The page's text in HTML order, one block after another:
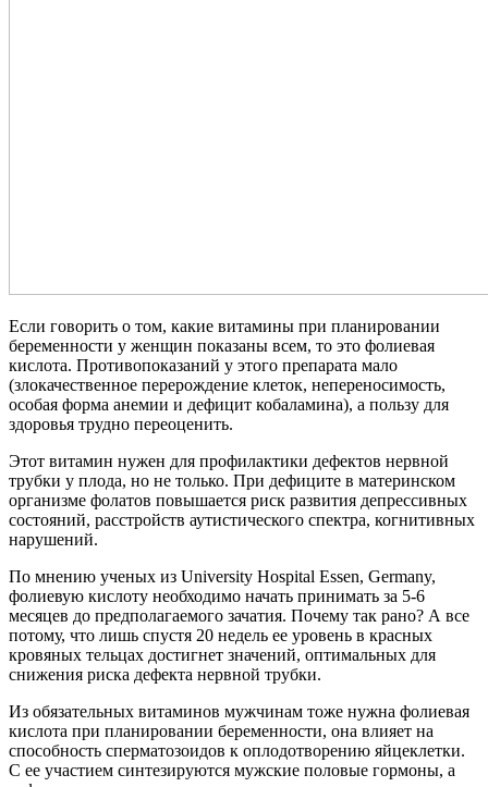
Если говорить о том, какие витамины при планировании
беременности у женщин показаны всем, то это фолиевая
кислота. Противопоказаний у этого препарата мало
(злокачественное перерождение клеток, непереносимость,
особая форма анемии и дефицит кобаламина), а пользу для
здоровья трудно переоценить.
Этот витамин нужен для профилактики дефектов нервной
трубки у плода, но не только. При дефиците в материнском
организме фолатов повышается риск развития депрессивных
состояний, расстройств аутистического спектра, когнитивных
нарушений.
По мнению ученых из University Hospital Essen, Germany,
фолиевую кислоту необходимо начать принимать за 5-6
месяцев до предполагаемого зачатия. Почему так рано? А все
потому, что лишь спустя 20 недель ее уровень в красных
кровяных тельцах достигнет значений, оптимальных для
снижения риска дефекта нервной трубки.
Из обязательных витаминов мужчинам тоже нужна фолиевая
кислота при планировании беременности, она влияет на
способность сперматозоидов к оплодотворению яйцеклетки.
С ее участием синтезируются мужские половые гормоны, а